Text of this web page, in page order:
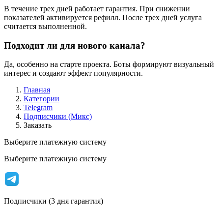
В течение трех дней работает гарантия. При снижении
показателей активируется рефилл. После трех дней услуга
считается выполненной.
Подходит ли для нового канала?
Да, особенно на старте проекта. Боты формируют визуальный
интерес и создают эффект популярности.
Главная
Категории
Telegram
Подписчики (Микс)
Заказать
Выберите платежную систему
Выберите платежную систему
Подписчики (3 дня гарантия)